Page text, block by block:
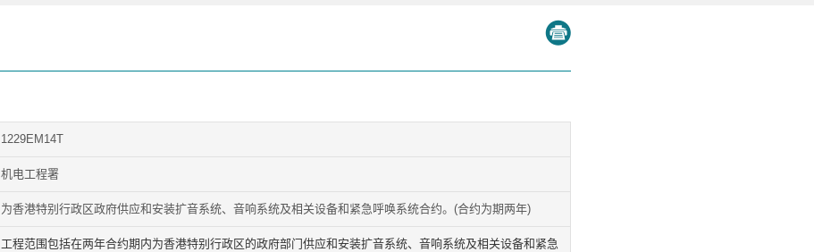
1229EM14T
机电工程署
为香港特别行政区政府供应和安装扩音系统、音响系统及相关设备和紧急呼唤系统合约。(合约为期两年)
工程范围包括在两年合约期内为香港特别行政区的政府部门供应和安装扩音系统、音响系统及相关设备和紧急